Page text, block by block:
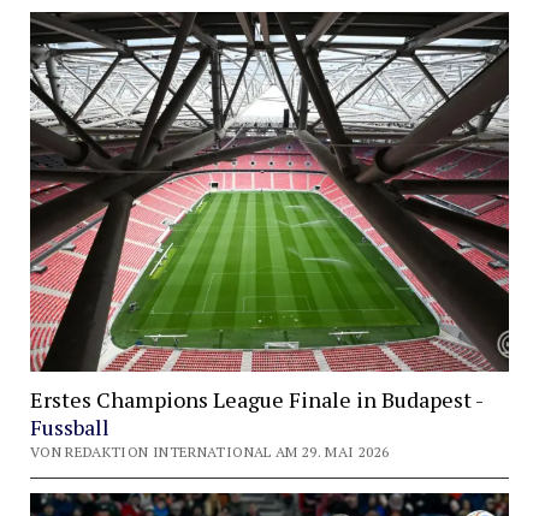
Erstes Champions League Finale in Budapest -
Fussball
VON REDAKTION INTERNATIONAL AM 29. MAI 2026